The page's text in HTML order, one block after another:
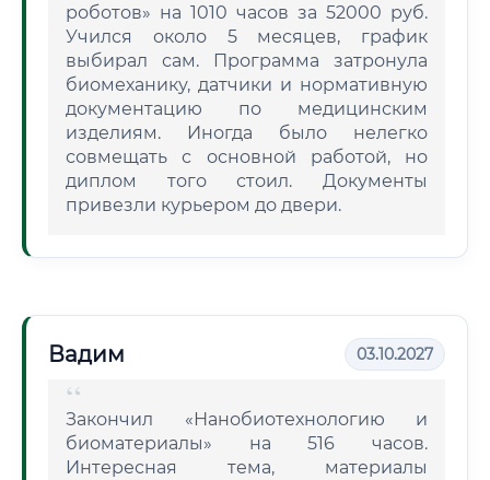
роботов» на 1010 часов за 52000 руб.
Учился около 5 месяцев, график
выбирал сам. Программа затронула
биомеханику, датчики и нормативную
документацию по медицинским
изделиям. Иногда было нелегко
совмещать с основной работой, но
диплом того стоил. Документы
привезли курьером до двери.
Вадим 03.10.2027
Закончил «Нанобиотехнологию и
биоматериалы» на 516 часов.
Интересная тема, материалы